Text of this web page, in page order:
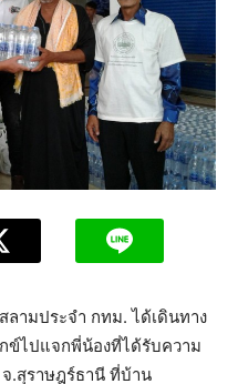
ามประจำ กทม. ได้เดินทาง
ข์ไปแจกพี่น้องที่ได้รับความ
.สุราษฎร์ธานี ที่บ้าน